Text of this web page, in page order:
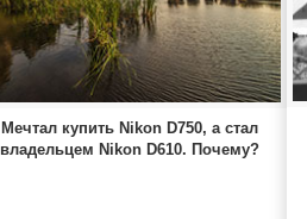
Мечтал купить Nikon D750, а стал
владельцем Nikon D610. Почему?